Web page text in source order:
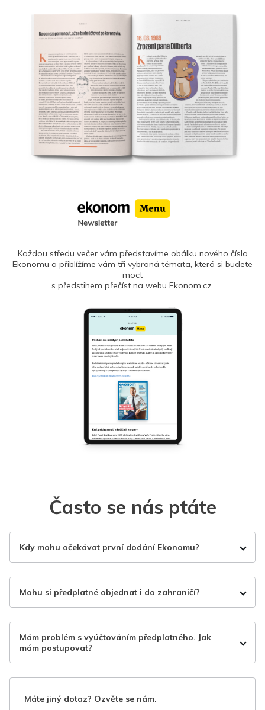
Každou středu večer vám představíme obálku nového čísla
Ekonomu a přiblížíme vám tři vybraná témata, která si budete
moct
s předstihem přečíst na webu Ekonom.cz.
Často se nás ptáte
Kdy mohu očekávat první dodání Ekonomu?
Mohu si předplatné objednat i do zahraničí?
Mám problém s vyúčtováním předplatného. Jak
mám postupovat?
Máte jiný dotaz? Ozvěte se nám.